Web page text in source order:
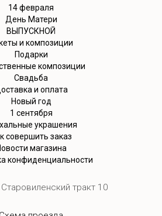
14 февраля
День Матери
ВЫПУСКНОЙ
и композиции
Подарки
композиции
Свадьба
и оплата
Новый год
1 сентября
украшения
совершить заказ
магазина
конфиденциальности
тракт 10